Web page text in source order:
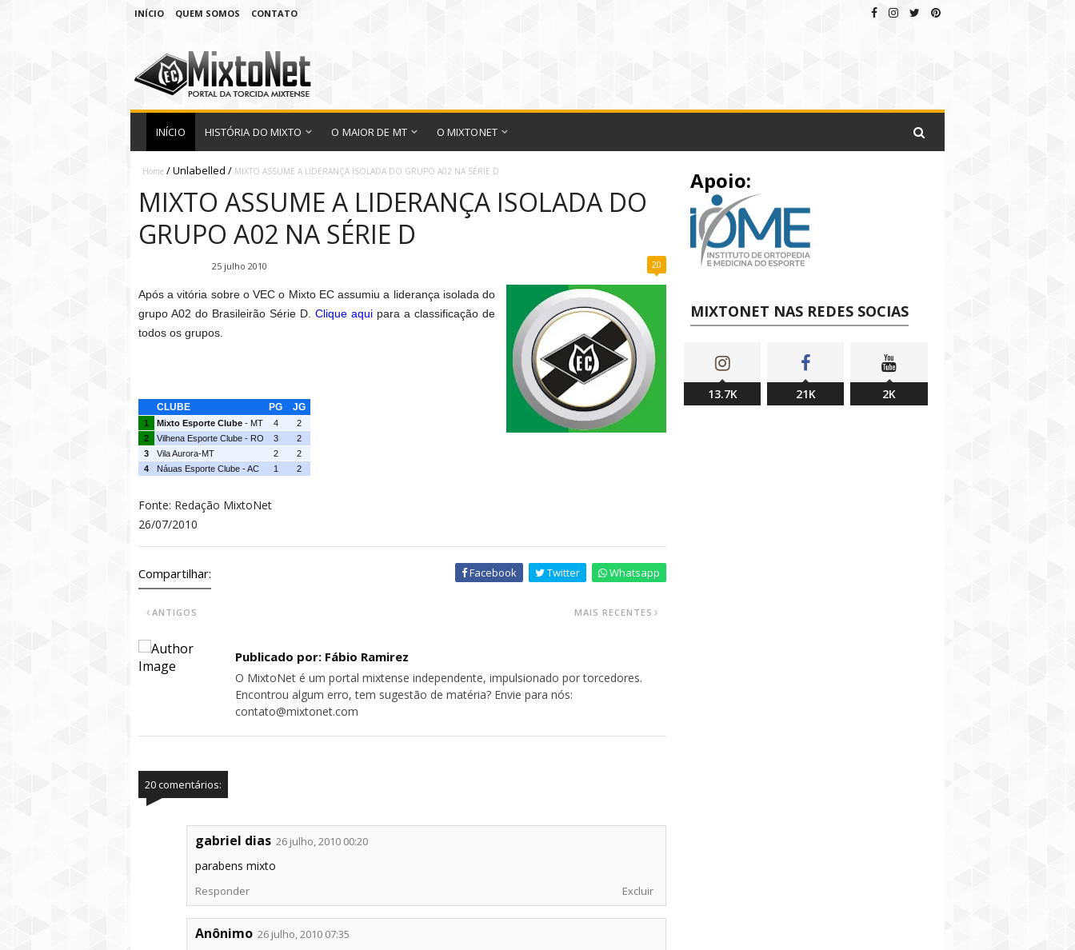
INÍCIO QUEM SOMOS CONTATO
INÍCIO HISTÓRIA DO MIXTO O MAIOR DE MT O MIXTONET
Home /Unlabelled / MIXTO ASSUME A LIDERANÇA ISOLADA DO GRUPO A02 NA SÉRIE D
MIXTO ASSUME A LIDERANÇA ISOLADA DO
GRUPO A02 NA SÉRIE D
25 julho 2010 20
Após a vitória sobre o VEC o Mixto EC assumiu a liderança isolada do
grupo A02 do Brasileirão Série D. Clique aqui para a classificação de
todos os grupos.
CLUBE PG JG
1 Mixto Esporte Clube - MT 4
2
2
Vilhena Esporte Clube - RO 3
2
3
Vila Aurora-MT 2
2
4
Náuas Esporte Clube - AC 1 2
Fonte: Redação MixtoNet
26/07/2010
Compartilhar: Facebook Twitter Whatsapp
MAIS RECENTES
ANTIGOS
Publicado por: Fábio Ramirez
O MixtoNet é um portal mixtense independente, impulsionado por torcedores.
Encontrou algum erro, tem sugestão de matéria? Envie para nós:
contato@mixtonet.com
20 comentários:
gabriel dias 26 julho, 2010 00:20
parabens mixto
Responder Excluir
Anônimo 26 julho, 2010 07:35
Apoio:
MIXTONET NAS REDES SOCIAS
13.7K 21K 2K